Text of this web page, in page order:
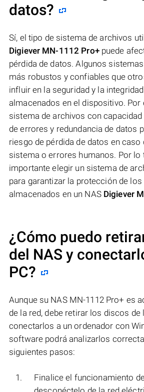
datos?
Sí, el tipo de sistema de archivos
Digiever MN-1112 Pro+puede
pérdida de datos. Algunos
más robustos y confiables que
influir en la seguridad y la
almacenados en el dispositivo. Por
sistema de archivos con
de errores y redundancia de datos
riesgo de pérdida de datos en caso
sistema o errores humanos. Por lo
importante elegir un sistema de
para garantizar la protección de los
almacenados en un NAS Digiever
¿Cómo puedo
del NAS y
PC?
Aunque su NAS MN-1112 Pro+ es
de la red, debe retirar los discos de
conectarlos a un ordenador con
software podrá analizarlos
siguientes pasos:
Finalice el funcionamiento